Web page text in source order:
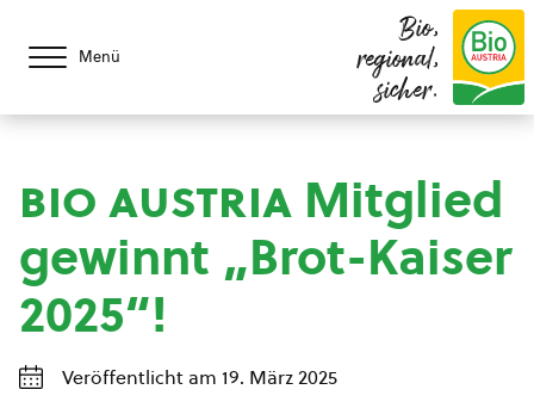
Menü
Bio,
regional,
sicher.
bio austria Mitglied
gewinnt „Brot-Kaiser
2025“!
Veröffentlicht am 19. März 2025